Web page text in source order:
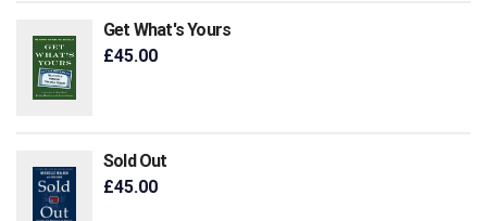
Get What's Yours
£45.00
Sold Out
£45.00